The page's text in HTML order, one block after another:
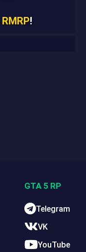
RMRP!
GTA 5 RP
Telegram
VK
YouTube